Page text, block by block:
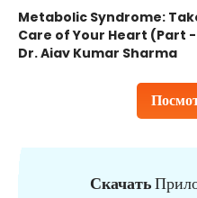
Metabolic Syndrome:
Care of Your Heart (Part -
Dr. Ajay Kumar Sharma
Скачать